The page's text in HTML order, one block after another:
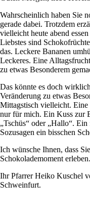
Wahrscheinlich haben Sie
gerade dabei. Trotzdem
vielleicht heute abend
Liebstes sind
das. Leckere Bananen
Leckeres. Eine
zu etwas Besonderem
Das könnte es doch
Veränderung zu etwas
Mittagstisch vielleicht.
nur für mich. Ein Kuss zur
„Tschüs“ oder „Hallo“.
Sozusagen ein bisschen
Ich wünsche Ihnen, dass
Schokolademoment erleben.
Ihr Pfarrer Heiko Kuschel
Schweinfurt.